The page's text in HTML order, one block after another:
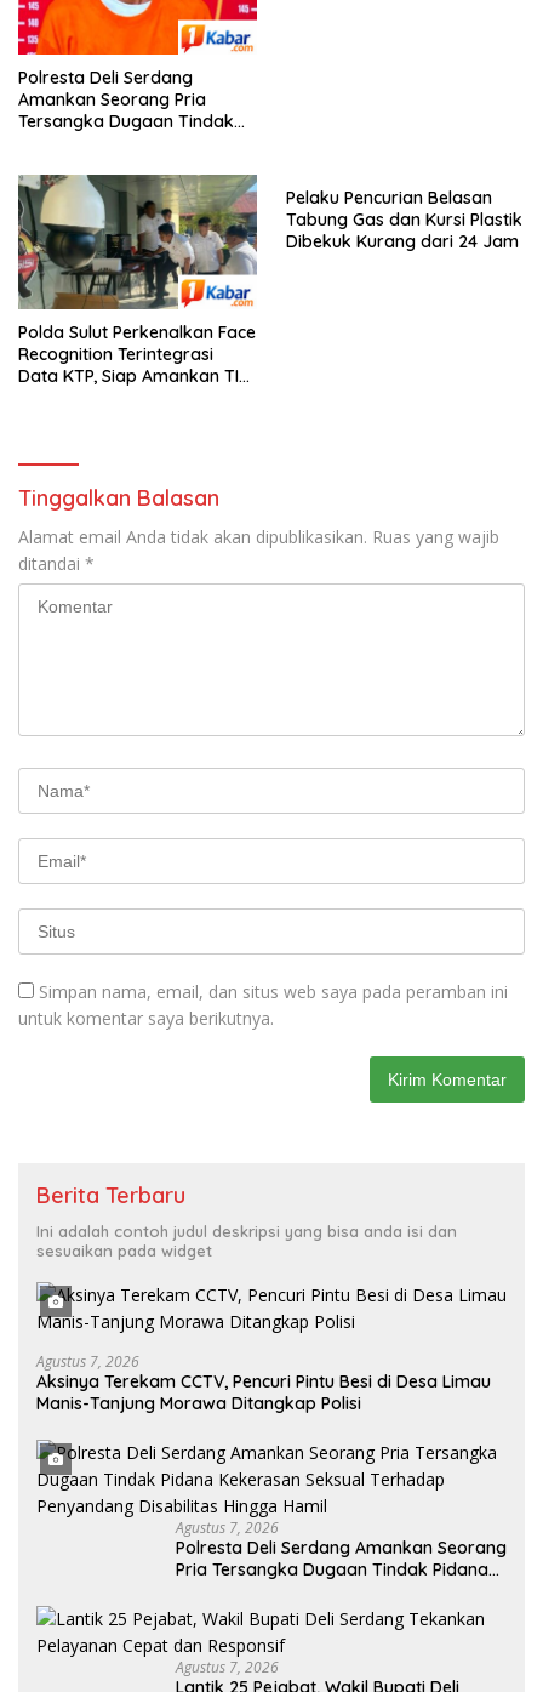
Polresta Deli Serdang
Amankan Seorang Pria
Tersangka Dugaan Tindak
Disabilitas Hingga Hamil
Polda Sulut Perkenalkan Face
Recognition Terintegrasi
Data KTP, Siap Amankan TIFF
Pelaku Pencurian Belasan
Tabung Gas dan Kursi Plastik
Dibekuk Kurang dari 24 Jam
Tinggalkan Balasan
Alamat email Anda tidak akan dipublikasikan. Ruas yang wajib
ditandai *
Simpan nama, email, dan situs web saya pada peramban ini
untuk komentar saya berikutnya.
Berita Terbaru
Ini adalah contoh judul deskripsi yang bisa anda isi dan
sesuaikan pada widget
Agustus 7, 2026
Aksinya Terekam CCTV, Pencuri Pintu Besi di Desa Limau
Manis-Tanjung Morawa Ditangkap Polisi
Agustus 7, 2026
Polresta Deli Serdang Amankan Seorang
Pria Tersangka Dugaan Tindak Pidana
Penyandang Disabilitas Hingga Hamil
Agustus 7, 2026
Lantik 25 Pejabat, Wakil Bupati Deli